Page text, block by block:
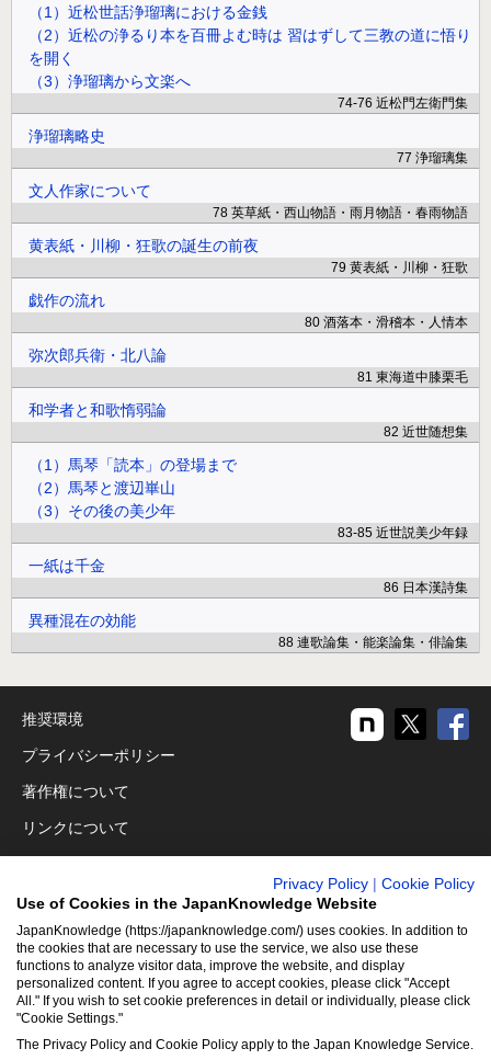
（1）近松世話浄瑠璃における金銭
（2）近松の浄るり本を百冊よむ時は 習はずして三教の道に悟り
を開く
（3）浄瑠璃から文楽へ
74-76 近松門左衛門集
浄瑠璃略史
77 浄瑠璃集
文人作家について
78 英草紙・西山物語・雨月物語・春雨物語
黄表紙・川柳・狂歌の誕生の前夜
79 黄表紙・川柳・狂歌
戯作の流れ
80 酒落本・滑稽本・人情本
弥次郎兵衛・北八論
81 東海道中膝栗毛
和学者と和歌惰弱論
82 近世随想集
（1）馬琴「読本」の登場まで
（2）馬琴と渡辺崋山
（3）その後の美少年
83-85 近世説美少年録
一紙は千金
86 日本漢詩集
異種混在の効能
88 連歌論集・能楽論集・俳論集
推奨環境
プライバシーポリシー
著作権について
リンクについて
運営会社
アクセシビリティ対応
クッキーポリシー
Cookie設定
Privacy Policy
Cookie Policy
Use of Cookies in the JapanKnowledge Website
JapanKnowledge (https://japanknowledge.com/) uses cookies. In addition to
the cookies that are necessary to use the service, we also use these
functions to analyze visitor data, improve the website, and display
personalized content. If you agree to accept cookies, please click "Accept
All." If you wish to set cookie preferences in detail or individually, please click
"Cookie Settings."
The Privacy Policy and Cookie Policy apply to the Japan Knowledge Service.